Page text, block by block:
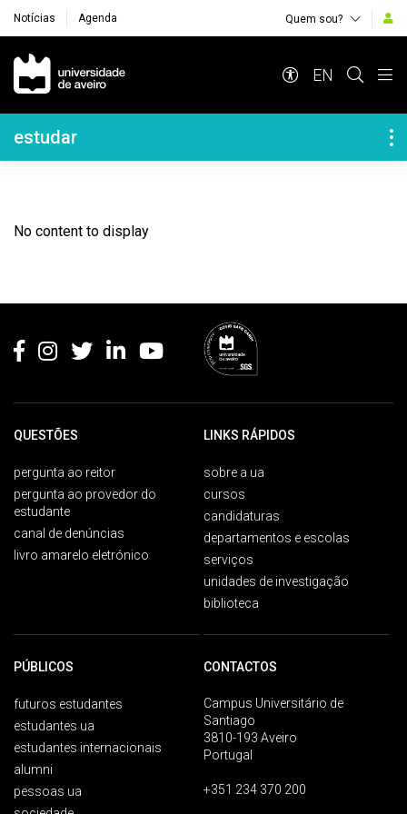
Notícias Agenda Quem sou?
Navegação Principal
EN
Navegação Lateral
estudar
No content to display
QUESTÕES
pergunta ao reitor
pergunta ao provedor do
estudante
canal de denúncias
livro amarelo eletrónico
LINKS RÁPIDOS
sobre a ua
cursos
candidaturas
departamentos e escolas
serviços
unidades de investigação
biblioteca
PÚBLICOS
futuros estudantes
estudantes ua
estudantes internacionais
alumni
pessoas ua
CONTACTOS
Campus Universitário de
Santiago
3810-193 Aveiro
Portugal
+351 234 370 200